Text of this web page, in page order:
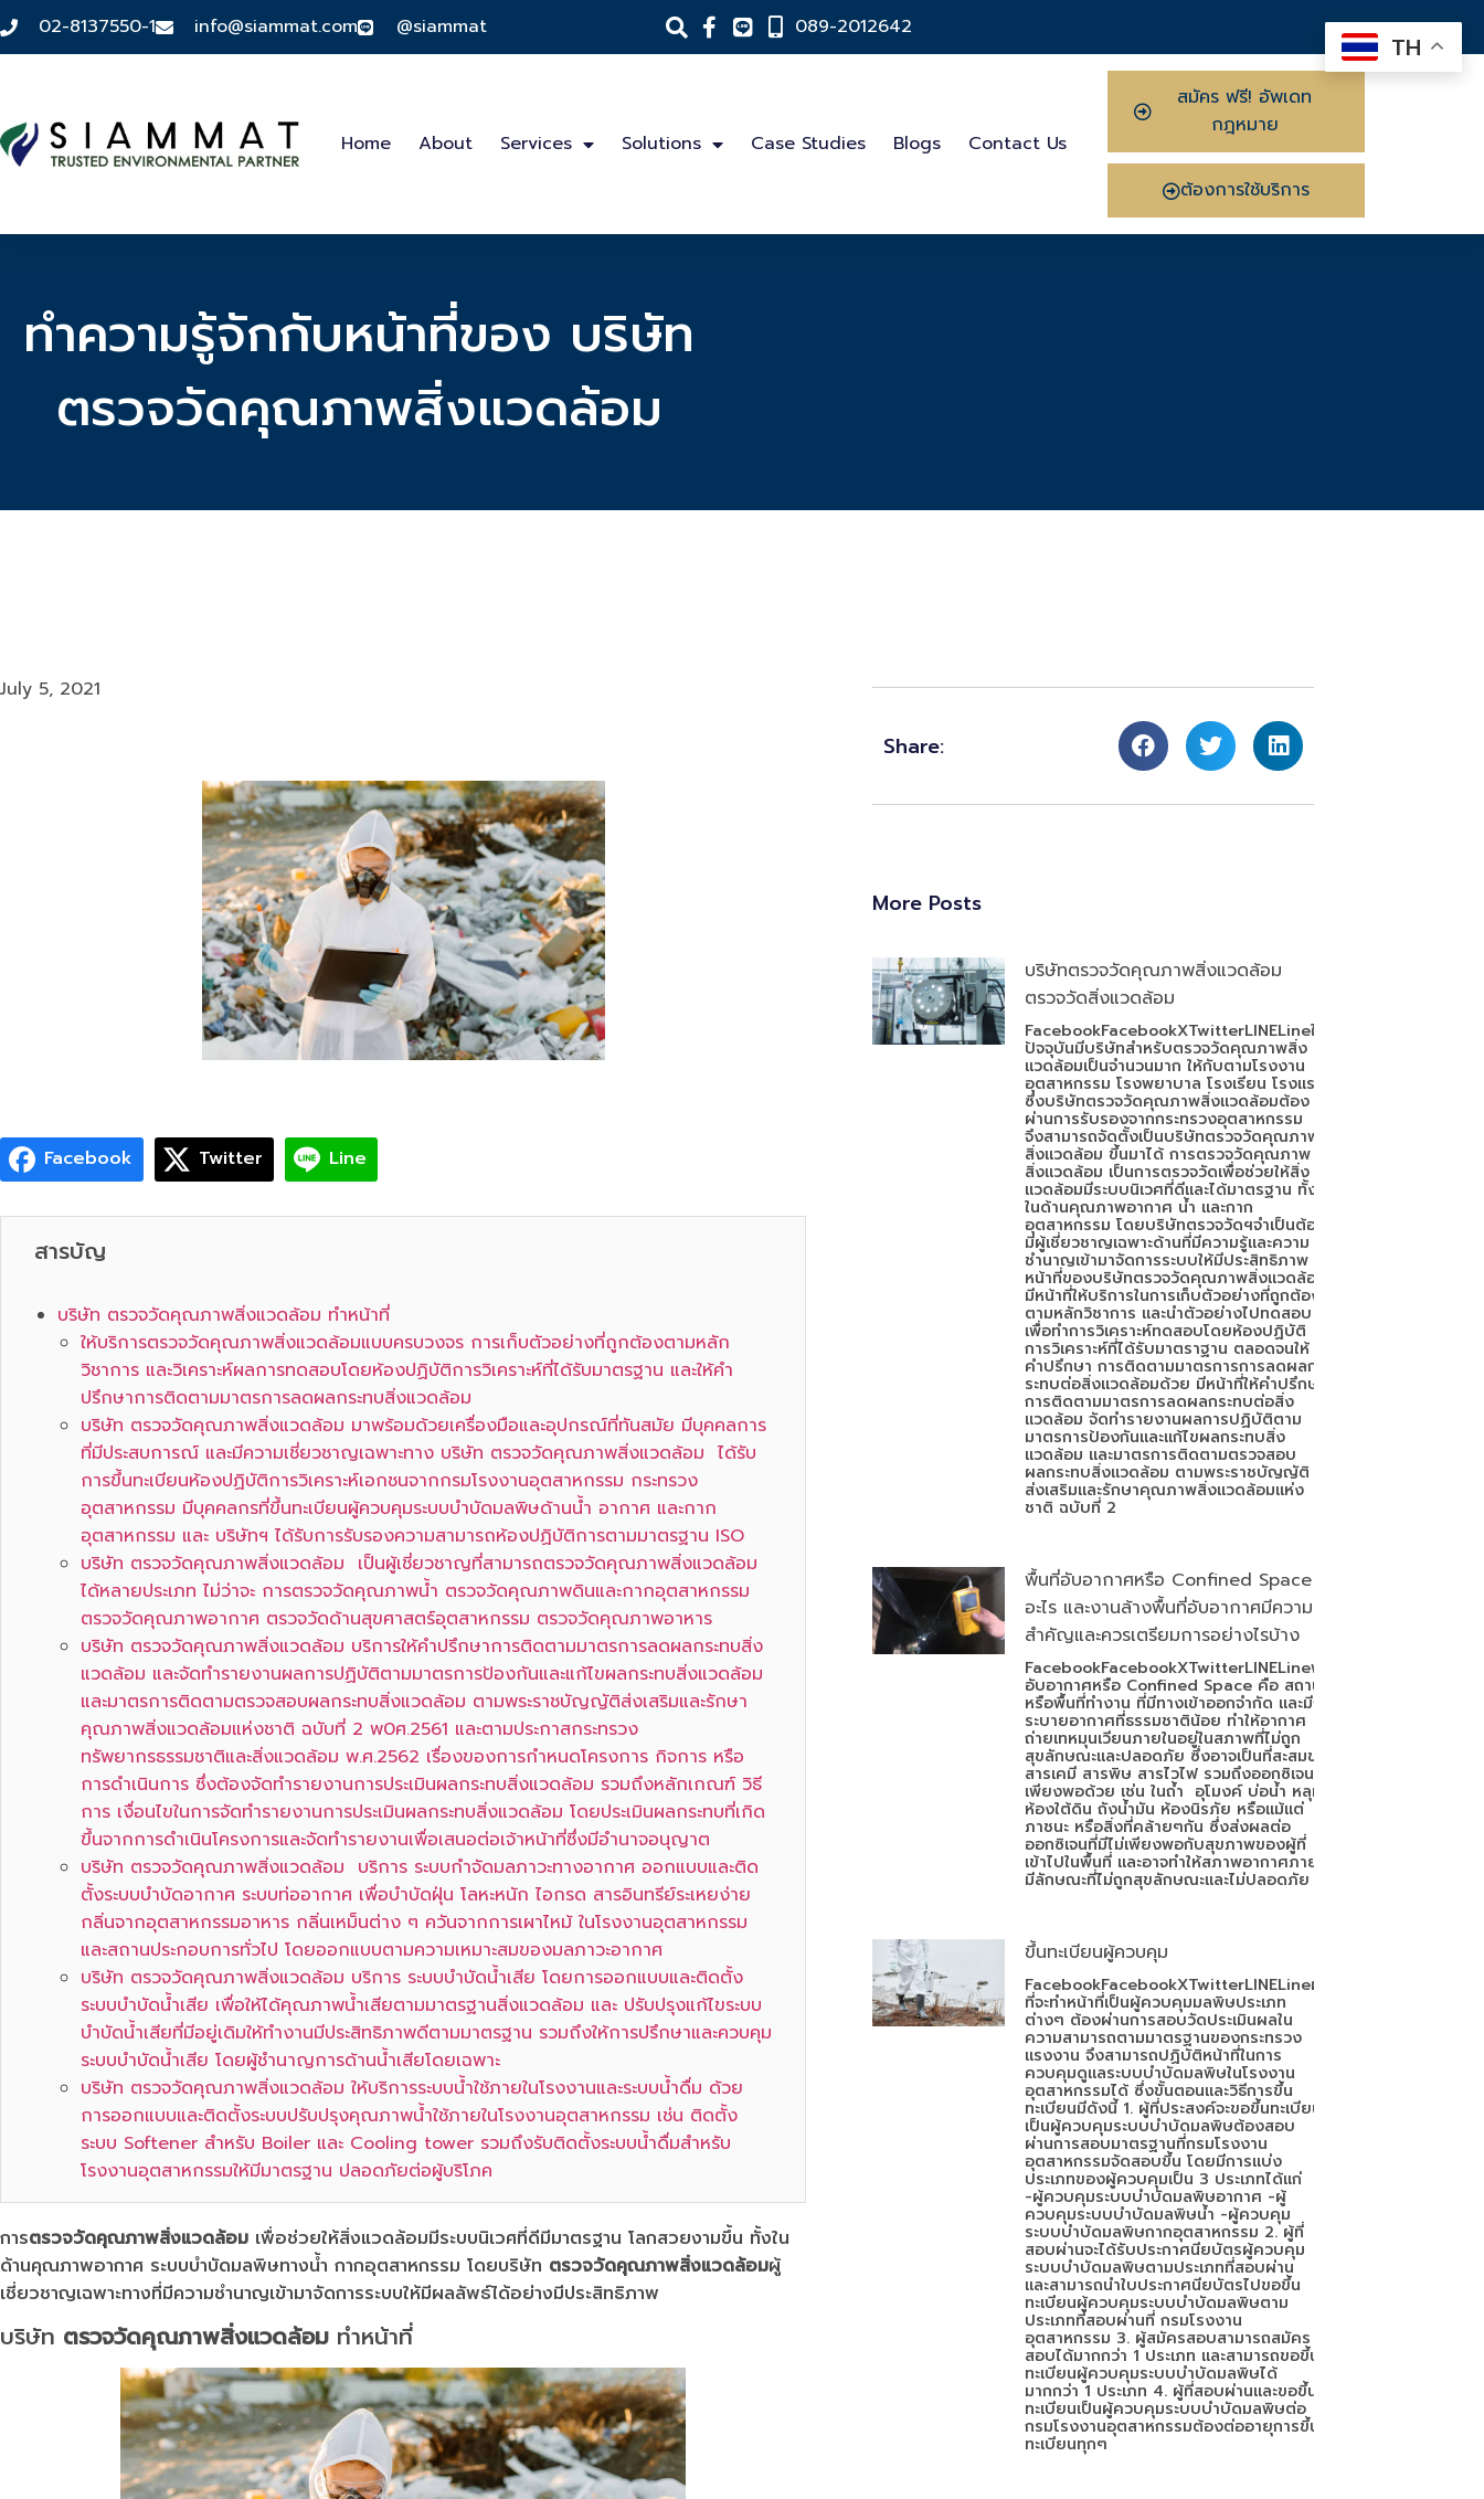
02-8137550-1 info@siammat.com @siammat 089-2012642
Home About Services Solutions Case Studies Blogs Contact Us
สมัคร ฟรี! อัพเดท
กฎหมาย
ต้องการใช้บริการ
ทำความรู้จักกับหน้าที่ของ บริษัท
ตรวจวัดคุณภาพสิ่งแวดล้อม
July 5, 2021
Facebook Twitter Line
สารบัญ
บริษัท ตรวจวัดคุณภาพสิ่งแวดล้อม ทำหน้าที่
ให้บริการตรวจวัดคุณภาพสิ่งแวดล้อมแบบครบวงจร การเก็บตัวอย่างที่ถูกต้องตามหลัก
วิชาการ และวิเคราะห์ผลการทดสอบโดยห้องปฏิบัติการวิเคราะห์ที่ได้รับมาตรฐาน และให้คำ
ปรึกษาการติดตามมาตรการลดผลกระทบสิ่งแวดล้อม
บริษัท ตรวจวัดคุณภาพสิ่งแวดล้อม มาพร้อมด้วยเครื่องมือและอุปกรณ์ที่ทันสมัย มีบุคคลการ
ที่มีประสบการณ์ และมีความเชี่ยวชาญเฉพาะทาง บริษัท ตรวจวัดคุณภาพสิ่งแวดล้อม ได้รับ
การขึ้นทะเบียนห้องปฏิบัติการวิเคราะห์เอกชนจากกรมโรงงานอุตสาหกรรม กระทรวง
อุตสาหกรรม มีบุคคลกรที่ขึ้นทะเบียนผู้ควบคุมระบบบำบัดมลพิษด้านน้ำ อากาศ และกาก
อุตสาหกรรม และ บริษัทฯ ได้รับการรับรองความสามารถห้องปฏิบัติการตามมาตรฐาน ISO
บริษัท ตรวจวัดคุณภาพสิ่งแวดล้อม เป็นผู้เชี่ยวชาญที่สามารถตรวจวัดคุณภาพสิ่งแวดล้อม
ได้หลายประเภท ไม่ว่าจะ การตรวจวัดคุณภาพน้ำ ตรวจวัดคุณภาพดินและกากอุตสาหกรรม
ตรวจวัดคุณภาพอากาศ ตรวจวัดด้านสุขศาสตร์อุตสาหกรรม ตรวจวัดคุณภาพอาหาร
บริษัท ตรวจวัดคุณภาพสิ่งแวดล้อม บริการให้คำปรึกษาการติดตามมาตรการลดผลกระทบสิ่ง
แวดล้อม และจัดทำรายงานผลการปฏิบัติตามมาตรการป้องกันและแก้ไขผลกระทบสิ่งแวดล้อม
และมาตรการติดตามตรวจสอบผลกระทบสิ่งแวดล้อม ตามพระราชบัญญัติส่งเสริมและรักษา
คุณภาพสิ่งแวดล้อมแห่งชาติ ฉบับที่ 2 พ0ศ.2561 และตามประกาสกระทรวง
ทรัพยากรธรรมชาติและสิ่งแวดล้อม พ.ศ.2562 เรื่องของการกำหนดโครงการ กิจการ หรือ
การดำเนินการ ซึ่งต้องจัดทำรายงานการประเมินผลกระทบสิ่งแวดล้อม รวมถึงหลักเกณฑ์ วิธี
การ เงื่อนไขในการจัดทำรายงานการประเมินผลกระทบสิ่งแวดล้อม โดยประเมินผลกระทบที่เกิด
ขึ้นจากการดำเนินโครงการและจัดทำรายงานเพื่อเสนอต่อเจ้าหน้าที่ซึ่งมีอำนาจอนุญาต
บริษัท ตรวจวัดคุณภาพสิ่งแวดล้อม บริการ ระบบกำจัดมลภาวะทางอากาศ ออกแบบและติด
ตั้งระบบบำบัดอากาศ ระบบท่ออากาศ เพื่อบำบัดฝุ่น โลหะหนัก ไอกรด สารอินทรีย์ระเหยง่าย
กลิ่นจากอุตสาหกรรมอาหาร กลิ่นเหม็นต่าง ๆ ควันจากการเผาไหม้ ในโรงงานอุตสาหกรรม
และสถานประกอบการทั่วไป โดยออกแบบตามความเหมาะสมของมลภาวะอากาศ
บริษัท ตรวจวัดคุณภาพสิ่งแวดล้อม บริการ ระบบบำบัดน้ำเสีย โดยการออกแบบและติดตั้ง
ระบบบำบัดน้ำเสีย เพื่อให้ได้คุณภาพน้ำเสียตามมาตรฐานสิ่งแวดล้อม และ ปรับปรุงแก้ไขระบบ
บำบัดน้ำเสียที่มีอยู่เดิมให้ทำงานมีประสิทธิภาพดีตามมาตรฐาน รวมถึงให้การปรึกษาและควบคุม
ระบบบำบัดน้ำเสีย โดยผู้ชำนาญการด้านน้ำเสียโดยเฉพาะ
บริษัท ตรวจวัดคุณภาพสิ่งแวดล้อม ให้บริการระบบน้ำใช้ภายในโรงงานและระบบน้ำดื่ม ด้วย
การออกแบบและติดตั้งระบบปรับปรุงคุณภาพน้ำใช้ภายในโรงงานอุตสาหกรรม เช่น ติดตั้ง
ระบบ Softener สำหรับ Boiler และ Cooling tower รวมถึงรับติดตั้งระบบน้ำดื่มสำหรับ
โรงงานอุตสาหกรรมให้มีมาตรฐาน ปลอดภัยต่อผู้บริโภค
การตรวจวัดคุณภาพสิ่งแวดล้อม เพื่อช่วยให้สิ่งแวดล้อมมีระบบนิเวศที่ดีมีมาตรฐาน โลกสวยงามขึ้น ทั้งใน
ด้านคุณภาพอากาศ ระบบบำบัดมลพิษทางน้ำ กากอุตสาหกรรม โดยบริษัท ตรวจวัดคุณภาพสิ่งแวดล้อมผู้
เชี่ยวชาญเฉพาะทางที่มีความชำนาญเข้ามาจัดการระบบให้มีผลลัพธ์ได้อย่างมีประสิทธิภาพ
บริษัท ตรวจวัดคุณภาพสิ่งแวดล้อม ทำหน้าที่
Share:
More Posts
บริษัทตรวจวัดคุณภาพสิ่งแวดล้อม
ตรวจวัดสิ่งแวดล้อม
FacebookFacebookXTwitterLINELineใน
ปัจจุบันมีบริษัทสำหรับตรวจวัดคุณภาพสิ่ง
แวดล้อมเป็นจำนวนมาก ให้กับตามโรงงาน
อุตสาหกรรม โรงพยาบาล โรงเรียน โรงแรม
ซึ่งบริษัทตรวจวัดคุณภาพสิ่งแวดล้อมต้อง
ผ่านการรับรองจากกระทรวงอุตสาหกรรม
จึงสามารถจัดตั้งเป็นบริษัทตรวจวัดคุณภาพ
สิ่งแวดล้อม ขึ้นมาได้ การตรวจวัดคุณภาพ
สิ่งแวดล้อม เป็นการตรวจวัดเพื่อช่วยให้สิ่ง
แวดล้อมมีระบบนิเวศที่ดีและได้มาตรฐาน ทั้ง
ในด้านคุณภาพอากาศ น้ำ และกาก
อุตสาหกรรม โดยบริษัทตรวจวัดฯจำเป็นต้อง
มีผู้เชี่ยวชาญเฉพาะด้านที่มีความรู้และความ
ชำนาญเข้ามาจัดการระบบให้มีประสิทธิภาพ
หน้าที่ของบริษัทตรวจวัดคุณภาพสิ่งแวดล้อม
มีหน้าที่ให้บริการในการเก็บตัวอย่างที่ถูกต้อง
ตามหลักวิชาการ และนำตัวอย่างไปทดสอบ
เพื่อทำการวิเคราะห์ทดสอบโดยห้องปฏิบัติ
การวิเคราะห์ที่ได้รับมาตราฐาน ตลอดจนให้
คำปรึกษา การติดตามมาตรการการลดผลก
ระทบต่อสิ่งแวดล้อมด้วย มีหน้าที่ให้คำปรึกษา
การติดตามมาตรการลดผลกระทบต่อสิ่ง
แวดล้อม จัดทำรายงานผลการปฏิบัติตาม
มาตรการป้องกันและแก้ไขผลกระทบสิ่ง
แวดล้อม และมาตรการติดตามตรวจสอบ
ผลกระทบสิ่งแวดล้อม ตามพระราชบัญญัติ
ส่งเสริมและรักษาคุณภาพสิ่งแวดล้อมแห่ง
ชาติ ฉบับที่ 2
พื้นที่อับอากาศหรือ Confined Space คือ
อะไร และงานล้างพื้นที่อับอากาศมีความ
สำคัญและควรเตรียมการอย่างไรบ้าง
FacebookFacebookXTwitterLINELineพื้นที่
อับอากาศหรือ Confined Space คือ สถานที่
หรือพื้นที่ทำงาน ที่มีทางเข้าออกจำกัด และมีการ
ระบายอากาศที่ธรรมชาติน้อย ทำให้อากาศ
ถ่ายเทหมุนเวียนภายในอยู่ในสภาพที่ไม่ถูก
สุขลักษณะและปลอดภัย ซึ่งอาจเป็นที่สะสมของ
สารเคมี สารพิษ สารไวไฟ รวมถึงออกซิเจนที่ไม่
เพียงพอด้วย เช่น ในถ้ำ อุโมงค์ บ่อน้ำ หลุม
ห้องใต้ดิน ถังน้ำมัน ห้องนิรภัย หรือแม้แต่
ภาชนะ หรือสิ่งที่คล้ายๆกัน ซึ่งส่งผลต่อ
ออกซิเจนที่มีไม่เพียงพอกับสุขภาพของผู้ที่
เข้าไปในพื้นที่ และอาจทำให้สภาพอากาศภายใน
มีลักษณะที่ไม่ถูกสุขลักษณะและไม่ปลอดภัย
ขึ้นทะเบียนผู้ควบคุม
FacebookFacebookXTwitterLINELineผู้
ที่จะทำหน้าที่เป็นผู้ควบคุมมลพิษประเภท
ต่างๆ ต้องผ่านการสอบวัดประเมินผลใน
ความสามารถตามมาตรฐานของกระทรวง
แรงงาน จึงสามารถปฏิบัติหน้าที่ในการ
ควบคุมดูแลระบบบำบัดมลพิษในโรงงาน
อุตสาหกรรมได้ ซึ่งขั้นตอนและวิธีการขึ้น
ทะเบียนมีดังนี้ 1. ผู้ที่ประสงค์จะขอขึ้นทะเบียน
เป็นผู้ควบคุมระบบบำบัดมลพิษต้องสอบ
ผ่านการสอบมาตรฐานที่กรมโรงงาน
อุตสาหกรรมจัดสอบขึ้น โดยมีการแบ่ง
ประเภทของผู้ควบคุมเป็น 3 ประเภทได้แก่
-ผู้ควบคุมระบบบำบัดมลพิษอากาศ -ผู้
ควบคุมระบบบำบัดมลพิษน้ำ -ผู้ควบคุม
ระบบบำบัดมลพิษกากอุตสาหกรรม 2. ผู้ที่
สอบผ่านจะได้รับประกาศนียบัตรผู้ควบคุม
ระบบบำบัดมลพิษตามประเภทที่สอบผ่าน
และสามารถนำใบประกาศนียบัตรไปขอขึ้น
ทะเบียนผู้ควบคุมระบบบำบัดมลพิษตาม
ประเภทที่สอบผ่านที่ กรมโรงงาน
อุตสาหกรรม 3. ผู้สมัครสอบสามารถสมัคร
สอบได้มากกว่า 1 ประเภท และสามารถขอขึ้น
ทะเบียนผู้ควบคุมระบบบำบัดมลพิษได้
มากกว่า 1 ประเภท 4. ผู้ที่สอบผ่านและขอขึ้น
ทะเบียนเป็นผู้ควบคุมระบบบำบัดมลพิษต่อ
กรมโรงงานอุตสาหกรรมต้องต่ออายุการขึ้น
ทะเบียนทุกๆ
TH